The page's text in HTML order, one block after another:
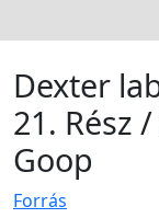
Dexter
21. Rész
Goop
Forrás